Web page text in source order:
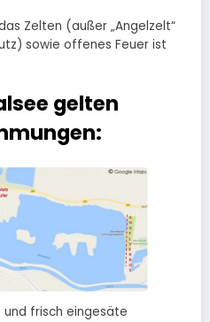
Zelten (außer „Angelzelt“
sowie offenes Feuer ist
gelten
frisch eingesäte